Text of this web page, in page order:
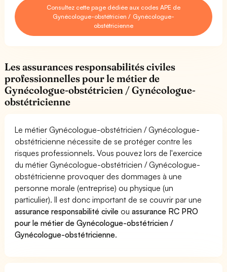
Consultez cette page dédiée aux codes APE de
Gynécologue-obstétricien / Gynécologue-
obstétricienne
Les assurances responsabilités civiles
professionnelles pour le métier de
Gynécologue-obstétricien / Gynécologue-
obstétricienne
Le métier Gynécologue-obstétricien / Gynécologue-
obstétricienne nécessite de se protéger contre les
risques professionnels. Vous pouvez lors de l'exercice
du métier Gynécologue-obstétricien / Gynécologue-
obstétricienne provoquer des dommages à une
personne morale (entreprise) ou physique (un
particulier). Il est donc important de se couvrir par une
assurance responsabilité civile ouassurance RC PRO
pour le métier de Gynécologue-obstétricien /
Gynécologue-obstétricienne.